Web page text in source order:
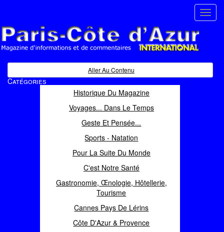
Magazine d'informations et de commentaires
Aller Au Contenu
Catégories
Historique Du Magazine
Voyages... Dans Le Temps
Geste Et Pensée...
Sports - Natation
Pour La Suite Du Monde
C'est Notre Santé
Gastronomie, Œnologie, Hôtellerie,
Tourisme
Cannes Pays De Lérins
Côte D'Azur & Provence